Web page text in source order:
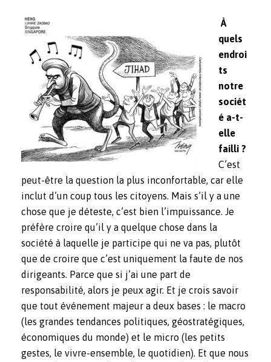
À
quels
endroi
ts
notre
sociét
é a-t-
elle
failli ?
C’est
peut-être la question la plus inconfortable, car elle
inclut d’un coup tous les citoyens. Mais s’il y a une
chose que je déteste, c’est bien l’impuissance. Je
préfère croire qu’il y a quelque chose dans la
société à laquelle je participe qui ne va pas, plutôt
que de croire que c’est uniquement la faute de nos
dirigeants. Parce que si j’ai une part de
responsabilité, alors je peux agir. Et je crois savoir
que tout événement majeur a deux bases : le macro
(les grandes tendances politiques, géostratégiques,
économiques du monde) et le micro (les petits
gestes, le vivre-ensemble, le quotidien). Et que nous